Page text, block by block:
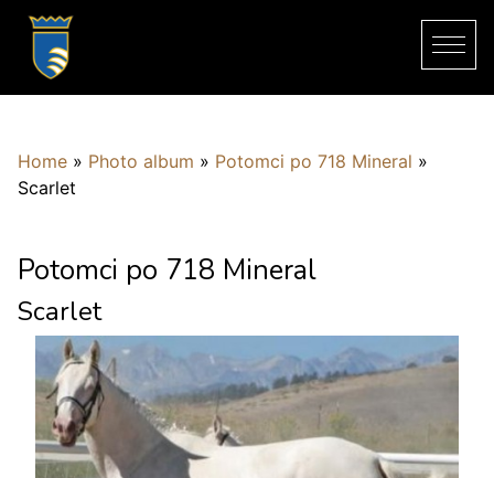
Home » Photo album » Potomci po 718 Mineral »
Scarlet
Potomci po 718 Mineral
Scarlet